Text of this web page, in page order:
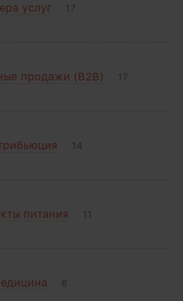
услуг 17
продажи (B2B) 17
14
питания 11
8